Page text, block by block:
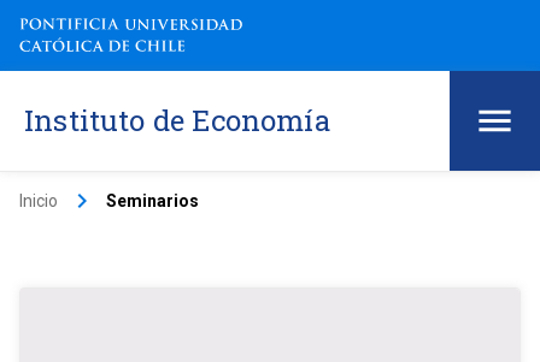
Instituto de Economía
Inicio keyboard_arrow_right Seminarios